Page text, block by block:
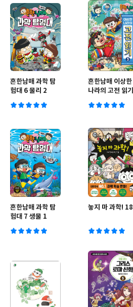
흔한남매 과학 탐
험대 6 물리 2
흔한남매 이상한
나라의 고전 읽기
흔한남매 과학 탐
험대 7 생물 1
놓지 마 과학! 18